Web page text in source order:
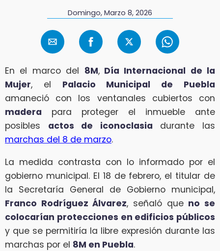
Domingo, Marzo 8, 2026
En el marco del 8M,Día Internacional de la
Mujer, el Palacio Municipal de Puebla
amaneció con los ventanales cubiertos con
madera para proteger el inmueble ante
posibles actos de iconoclasia durante las
marchas del 8 de marzo.
La medida contrasta con lo informado por el
gobierno municipal. El 18 de febrero, el titular de
la Secretaría General de Gobierno municipal,
Franco Rodríguez Álvarez, señaló que no se
colocarían protecciones en edificios públicos
y que se permitiría la libre expresión durante las
marchas por el 8M en Puebla.